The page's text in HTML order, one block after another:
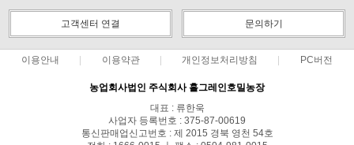
고객센터 연결 문의하기
이용안내 이용약관 개인정보처리방침 PC버전
농업회사법인 주식회사 홀그레인호밀농장
대표 : 류한욱
사업자 등록번호 : 375-87-00619
통신판매업신고번호 : 제 2015 경북 영천 54호